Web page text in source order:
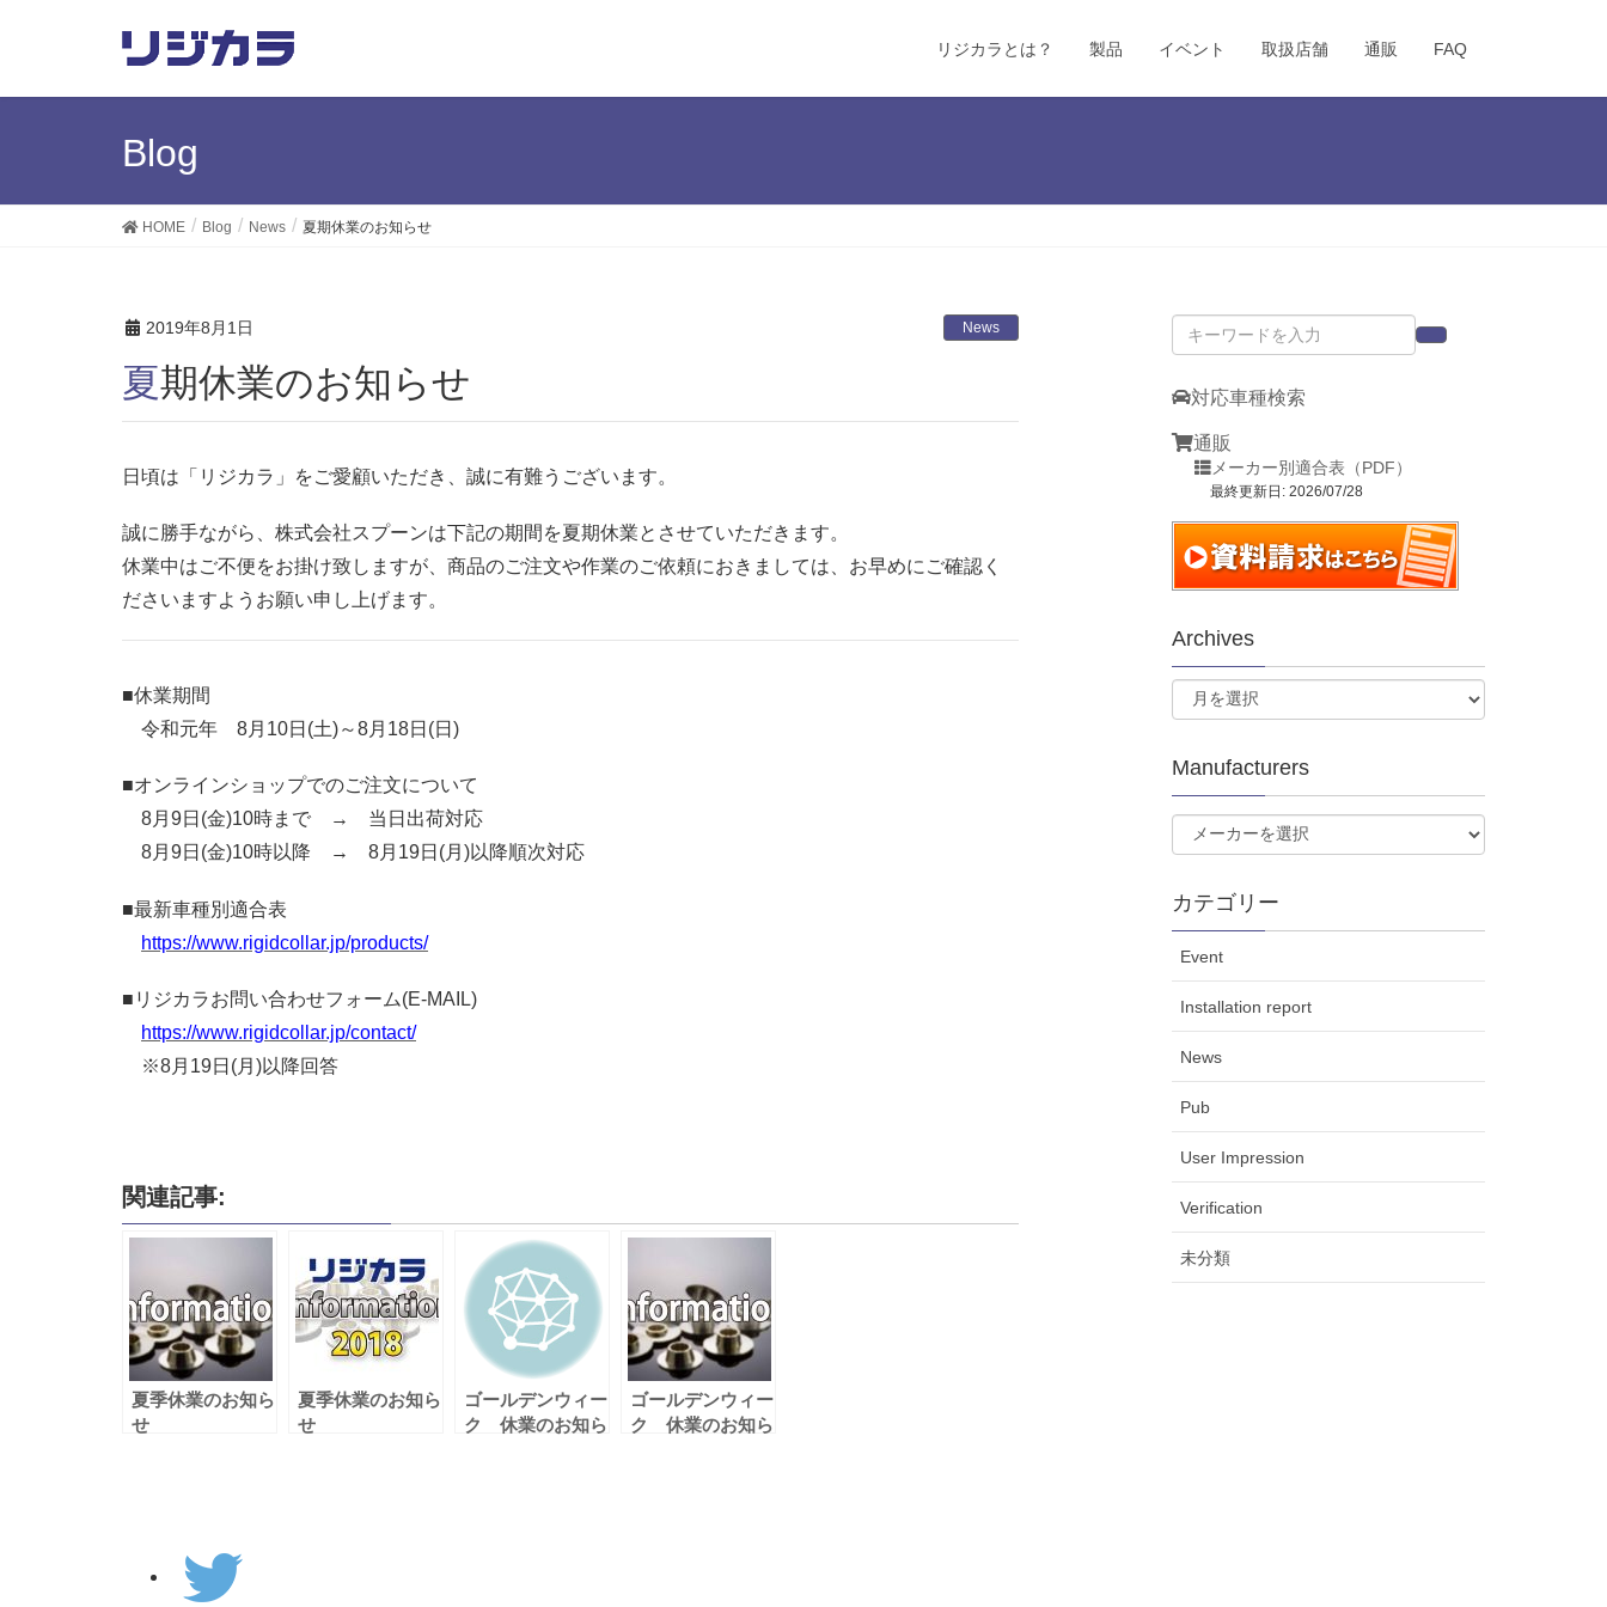
リジカラとは？ 製品 イベント 取扱店舗 通販 FAQ
Blog
HOME Blog News 夏期休業のお知らせ
2019年8月1日 News
夏期休業のお知らせ
日頃は「リジカラ」をご愛顧いただき、誠に有難うございます。
誠に勝手ながら、株式会社スプーンは下記の期間を夏期休業とさせていただきます。
休業中はご不便をお掛け致しますが、商品のご注文や作業のご依頼におきましては、お早めにご確認く
ださいますようお願い申し上げます。
■休業期間
令和元年 8月10日(土)～8月18日(日)
■オンラインショップでのご注文について
8月9日(金)10時まで → 当日出荷対応
8月9日(金)10時以降 → 8月19日(月)以降順次対応
■最新車種別適合表
https://www.rigidcollar.jp/products/
■リジカラお問い合わせフォーム(E-MAIL)
https://www.rigidcollar.jp/contact/
※8月19日(月)以降回答
関連記事:
夏季休業のお知ら
せ
夏季休業のお知ら
せ
ゴールデンウィー
ク 休業のお知ら
ゴールデンウィー
ク 休業のお知ら
対応車種検索
通販
メーカー別適合表（PDF）
最終更新日: 2026/07/28
Archives
Manufacturers
カテゴリー
Event
Installation report
News
Pub
User Impression
Verification
未分類